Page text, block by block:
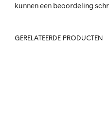
kunnen een beoordeling
GERELATEERDE PRODUCTEN